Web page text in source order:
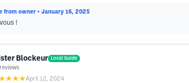
from owner • January 16, 2025
!
Blockeur Local Guide
reviews
April 12, 2024